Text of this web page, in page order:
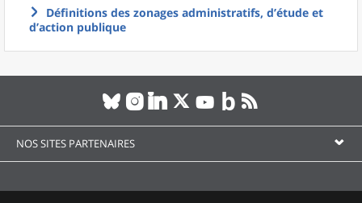
Définitions des zonages administratifs, d’étude et
d’action publique
NOS SITES PARTENAIRES